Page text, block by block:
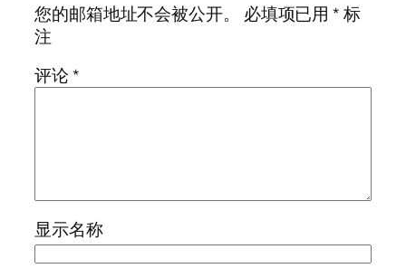
您的邮箱地址不会被公开。
必填项已用*标
注
评论*
显示名称